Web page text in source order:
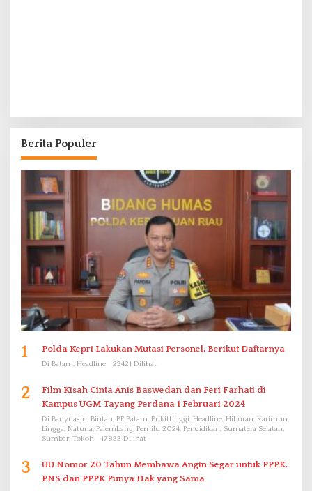
Berita Populer
1 Polda Kepri Lakukan Mutasi Personel, Berikut Daftarnya
Di Batam, Headline 23421 Dilihat
2
Film Kisah Cinta Anis Baswedan dan Feri Farhati di
Kampus UGM Tayang Perdana 1 Februari 2024
Di Banyuasin, Bintan, BP Batam, Bukittinggi, Headline, Hiburan, Karimun,
Lingga, Natuna, Palembang, Pemilu 2024, Pendidikan, Sumatera Selatan,
Sumbar, Tokoh
17833 Dilihat
3
UU Nomor 20 Tahun Membawa Angin Segar untuk PPPK.
PNS dan PPPK Punya Hak yang Sama